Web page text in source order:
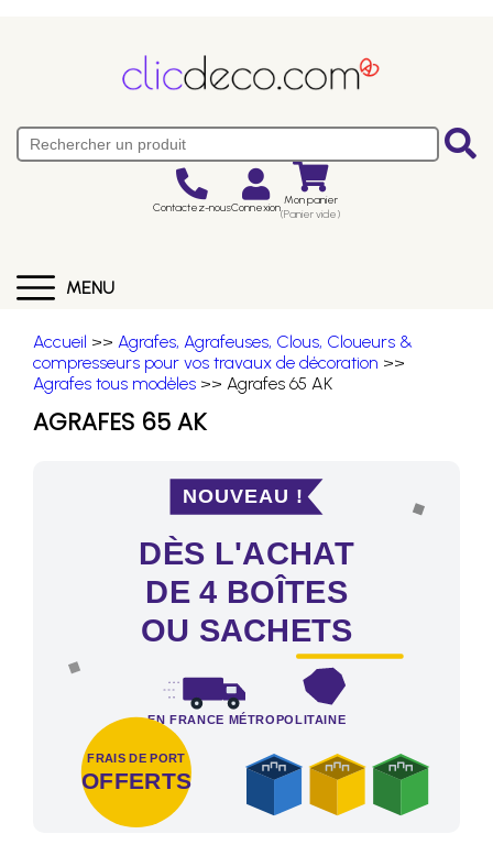
Contactez-nousConnexion Mon panier
(Panier vide)
MENU
Accueil >> Agrafes, Agrafeuses, Clous, Cloueurs &
compresseurs pour vos travaux de décoration >>
Agrafes tous modèles >> Agrafes 65 AK
AGRAFES 65 AK
NOUVEAU !
DÈS L'ACHAT
DE 4 BOÎTES
OU SACHETS
EN FRANCE MÉTROPOLITAINE
FRAIS DE PORT
OFFERTS